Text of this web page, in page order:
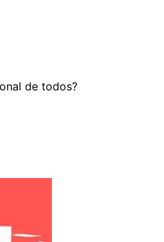
de todos?